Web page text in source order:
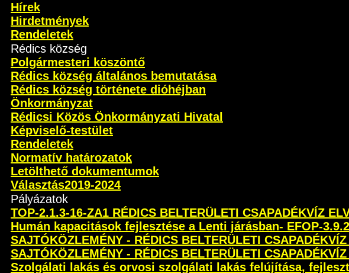
Hírek
Hirdetmények
Rendeletek
Rédics község
Polgármesteri köszöntő
Rédics község általános bemutatása
Rédics község története dióhéjban
Önkormányzat
Rédicsi Közös Önkormányzati Hivatal
Képviselő-testület
Rendeletek
Normatív határozatok
Letölthető dokumentumok
Választás2019-2024
Pályázatok
TOP-2.1.3-16-ZA1 RÉDICS BELTERÜLETI CSAPADÉKVÍZ
Humán kapacitások fejlesztése a Lenti járásban- EFOP-
SAJTÓKÖZLEMÉNY - RÉDICS BELTERÜLETI
SAJTÓKÖZLEMÉNY - RÉDICS BELTERÜLETI
Szolgálati lakás és orvosi szolgálati lakás felújítása,